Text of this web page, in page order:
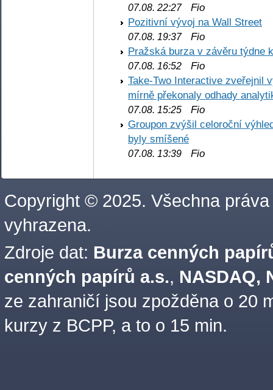
07.08. 22:27Fio
Pozitivní vývoj na Wall Street
07.08. 19:37Fio
Pražská burza v závěru týdne
07.08. 16:52 Fio
Take-Two Interactive zveřejnil
mírně překonaly odhady
07.08. 15:25 Fio
Groupon zvýšil celoroční
byly smíšené
07.08. 13:39 Fio
Copyright © 2025. Všechna práva
vyhrazena.
Zdroje dat: Burza cenných
cenných papírů a.s., NASDAQ,
ze zahraničí jsou zpožděna o 20
kurzy z BCPP, a to o 15 min.